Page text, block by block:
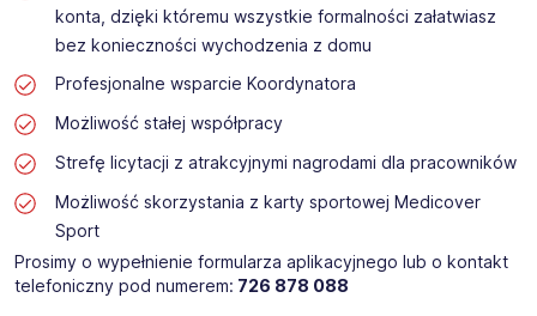
konta, dzięki któremu wszystkie formalności załatwiasz
bez konieczności wychodzenia z domu
Profesjonalne wsparcie Koordynatora
Możliwość stałej współpracy
Strefę licytacji z atrakcyjnymi nagrodami dla pracowników
Możliwość skorzystania z karty sportowej Medicover
Sport
Prosimy o wypełnienie formularza aplikacyjnego lub o kontakt
telefoniczny pod numerem: 726 878 088